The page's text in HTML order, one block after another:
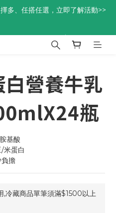
優惠碼<go88> $5,000享88
優惠碼<go88> $5,000享88
營養牛乳
瓶
基酸
米蛋白
負擔
,冷藏商品單筆須滿$1500以上